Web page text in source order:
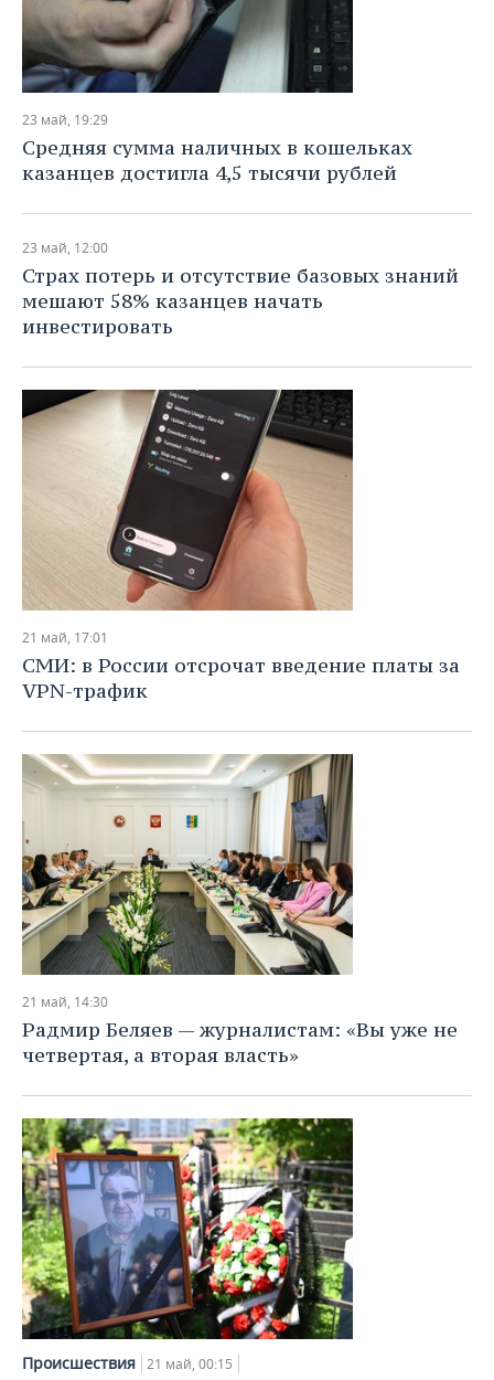
23 май, 19:29
Средняя сумма наличных в кошельках
казанцев достигла 4,5 тысячи рублей
23 май, 12:00
Страх потерь и отсутствие базовых знаний
мешают 58% казанцев начать
инвестировать
21 май, 17:01
СМИ: в России отсрочат введение платы за
VPN-трафик
21 май, 14:30
Радмир Беляев — журналистам: «Вы уже не
четвертая, а вторая власть»
Происшествия 21 май, 00:15